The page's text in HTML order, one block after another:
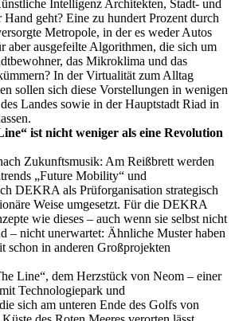
Intelligenz Architekten, Stadt- und
geht? Eine zu hundert Prozent durch
Metropole, in der es weder Autos
aber ausgefeilte Algorithmen, die sich um
das Mikroklima und das
In der Virtualität zum Alltag
sollen sich diese Vorstellungen in wenigen
Landes sowie in der Hauptstadt Riad in
ist nicht weniger als eine Revolution
Zukunftsmusik: Am Reißbrett werden
„Future Mobility“ und
DEKRA als Prüforganisation strategisch
Weise umgesetzt. Für die DEKRA
wie dieses – auch wenn sie selbst nicht
– nicht unerwartet: Ähnliche Muster haben
schon in anderen Großprojekten
Line“, dem Herzstück von Neom – einer
Technologiepark und
sich am unteren Ende des Golfs von